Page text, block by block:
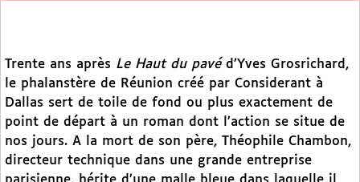
Trente ans après Le Haut du pavéd’Yves Grosrichard,
le phalanstère de Réunion créé par Considerant à
Dallas sert de toile de fond ou plus exactement de
point de départ à un roman dont l’action se situe de
nos jours. A la mort de son père, Théophile Chambon,
directeur technique dans une grande entreprise